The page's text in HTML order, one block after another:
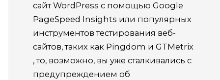
сайт WordPress с помощью Google
PageSpeed ​​Insights или популярных
инструментов тестирования веб-
сайтов, таких как Pingdom и GTMetrix
, то, возможно, вы уже сталкивались с
предупреждением об